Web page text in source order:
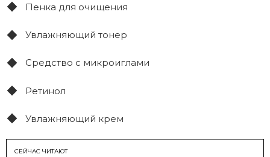
Пенка для очищения
Увлажняющий тонер
Средство с микроиглами
Ретинол
Увлажняющий крем
СЕЙЧАС ЧИТАЮТ